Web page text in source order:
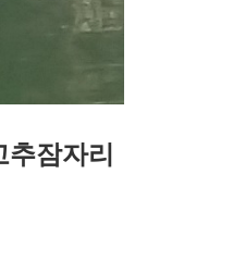
잠자리